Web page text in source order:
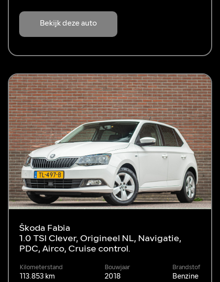
Bekijk deze auto
Škoda Fabia
1.0 TSI Clever, Origineel NL, Navigatie,
PDC, Airco, Cruise control.
Kilometerstand
113.853 km
Bouwjaar
2018
Brandstof
Benzine